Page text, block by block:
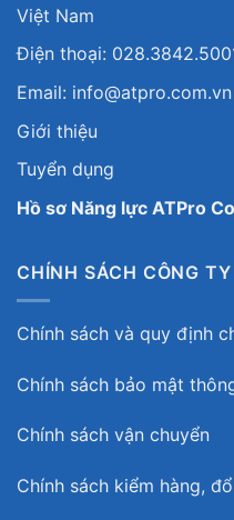
Việt Nam
Điện thoại:
Email: info@atpro.com.vn
Giới thiệu
Tuyển dụng
Hồ sơ Năng lực ATPro
CHÍNH SÁCH CÔNG TY
Chính sách và quy định
Chính sách bảo mật
Chính sách vận chuyển
Chính sách kiểm hàng,